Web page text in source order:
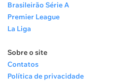
Brasileirão Série A
Premier League
La Liga
Sobre o site
Contatos
Política de privacidade